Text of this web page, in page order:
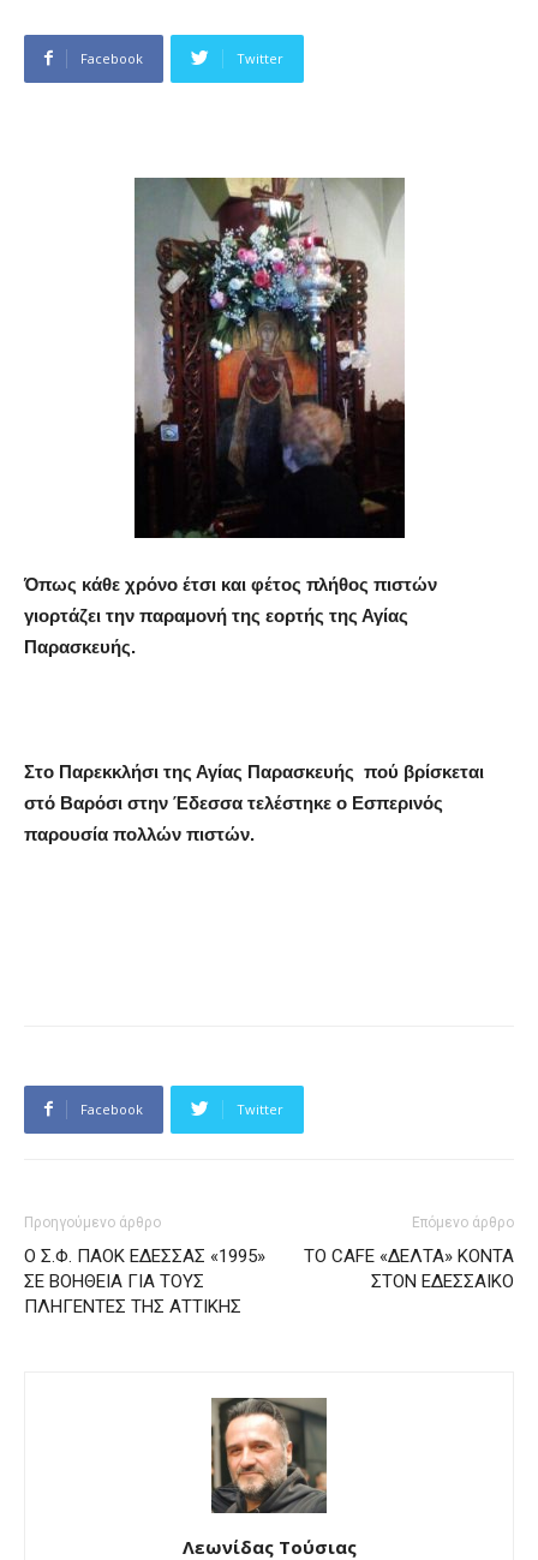
Facebook Twitter
Όπως κάθε χρόνο έτσι και φέτος πλήθος πιστών
γιορτάζει την παραμονή της εορτής της Αγίας
Παρασκευής.
Στο Παρεκκλήσι της Αγίας Παρασκευής πού βρίσκεται
στό Βαρόσι στην Έδεσσα τελέστηκε ο Εσπερινός
παρουσία πολλών πιστών.
Facebook Twitter
Προηγούμενο άρθρο
Ο Σ.Φ. ΠΑΟΚ ΕΔΕΣΣΑΣ «1995»
ΣΕ ΒΟΗΘΕΙΑ ΓΙΑ ΤΟΥΣ
ΠΛΗΓΕΝΤΕΣ ΤΗΣ ΑΤΤΙΚΗΣ
Επόμενο άρθρο
ΤΟ CAFE «ΔΕΛΤΑ» ΚΟΝΤΑ
ΣΤΟΝ ΕΔΕΣΣΑΙΚΟ
Λεωνίδας Τούσιας